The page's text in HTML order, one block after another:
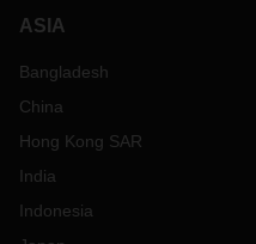
ASIA
Bangladesh
China
Hong Kong SAR
India
Indonesia